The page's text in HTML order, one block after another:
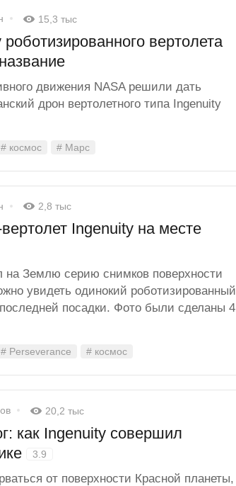
15,3 тыс
вертолета
движения NASA решили дать
дрон вертолетного типа Ingenuity
# космос # Марс
2,8 тыс
Ingenuity на месте
на Землю серию снимков поверхности
увидеть одинокий роботизированный
посадки. Фото были сделаны 4
# Perseverance # космос
20,2 тыс
как Ingenuity совершил
3.9
от поверхности Красной планеты,